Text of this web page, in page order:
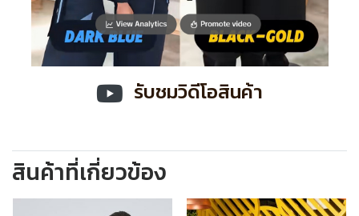
รับชมวิดีโอสินค้า
สินค้าที่เกี่ยวข้อง